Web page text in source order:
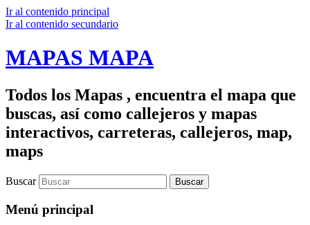
Ir al contenido principal
Ir al contenido secundario
MAPAS MAPA
Todos los Mapas , encuentra el mapa que
buscas, así como callejeros y mapas
interactivos, carreteras, callejeros, map,
maps
Buscar
Menú principal